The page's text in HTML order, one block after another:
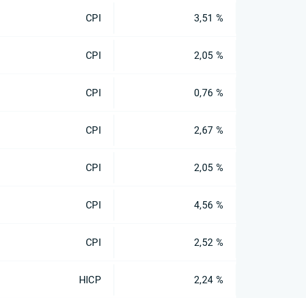
CPI 3,51 %
CPI 2,05 %
CPI 0,76 %
CPI 2,67 %
CPI 2,05 %
CPI 4,56 %
CPI 2,52 %
HICP 2,24 %